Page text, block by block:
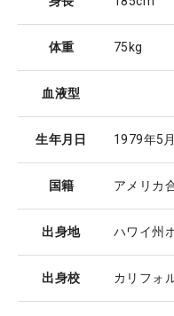
体重 75kg
血液型
生年月日 1979年5
国籍 アメリカ
出身地 ハワイ州
出身校 カリフォ